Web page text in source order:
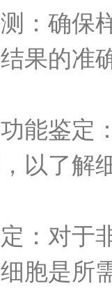
确保样
果的准
鉴定：
以了解
对于非
胞是所